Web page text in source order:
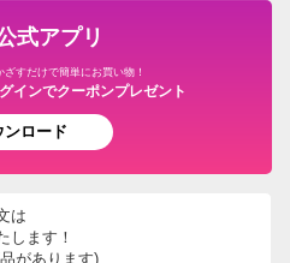
式アプリ
すだけで簡単にお買い物！
インでクーポンプレゼント
ンロード
は
します！
があります)